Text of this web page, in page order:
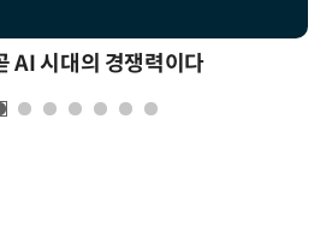
AI 시대의 경쟁력이다